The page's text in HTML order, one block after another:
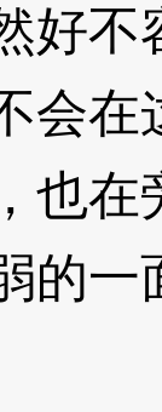
不
会在
在
的一